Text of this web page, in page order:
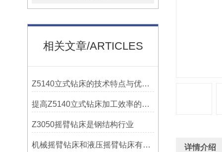
相关文章/ARTICLES
Z5140立式钻床的技术特点与优势分析
提高Z5140立式钻床加工效率的改进措施
Z3050摇臂钻床是钢结构行业
机械摇臂钻床和液压摇臂钻床有什么区别 详情介绍